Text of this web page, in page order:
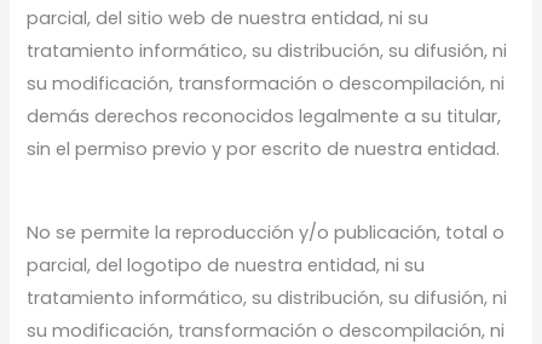
parcial, del sitio web de nuestra entidad, ni su
tratamiento informático, su distribución, su difusión, ni
su modificación, transformación o descompilación, ni
demás derechos reconocidos legalmente a su titular,
sin el permiso previo y por escrito de nuestra entidad.
No se permite la reproducción y/o publicación, total o
parcial, del logotipo de nuestra entidad, ni su
tratamiento informático, su distribución, su difusión, ni
su modificación, transformación o descompilación, ni